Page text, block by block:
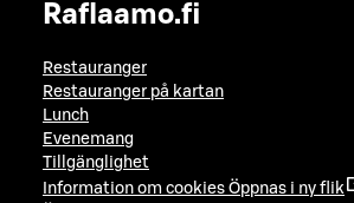
Raflaamo.fi
Restauranger
Restauranger på kartan
Lunch
Evenemang
Tillgänglighet
Information om cookies Öppnas i ny flik